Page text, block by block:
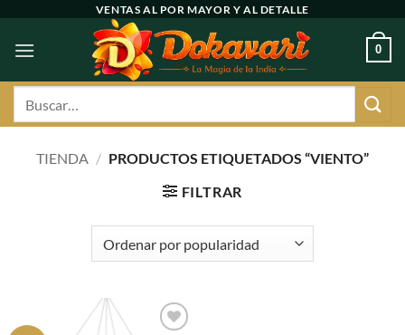
contenido
VENTAS AL POR MAYOR Y AL DETALLE
0
TIENDA / PRODUCTOS ETIQUETADOS “VIENTO”
FILTRAR